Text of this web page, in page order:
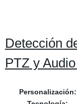
Detección
PTZ y
Personalización: